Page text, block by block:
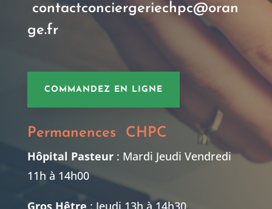
contactconciergeriechpc@oran
ge.fr
COMMANDEZ EN LIGNE
Permanences CHPC
Hôpital Pasteur : Mardi Jeudi Vendredi
11h à 14h00